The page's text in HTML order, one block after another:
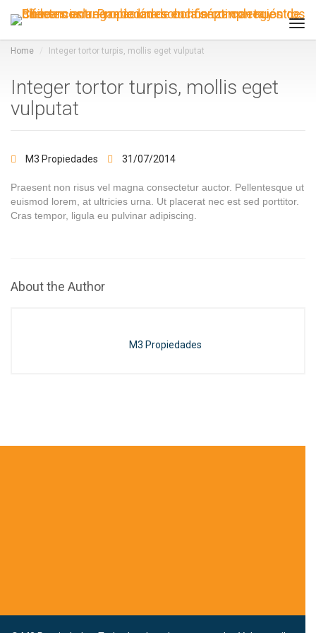
Home Integer tortor turpis, mollis eget vulputat
Integer tortor turpis, mollis eget
vulputat
M3 Propiedades 31/07/2014
Praesent non risus vel magna consectetur auctor. Pellentesque ut
euismod lorem, at ultricies urna. Ut placerat nec est sed porttitor.
Cras tempor, ligula eu pulvinar adipiscing.
About the Author
M3 Propiedades